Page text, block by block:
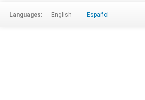
Languages: English Español